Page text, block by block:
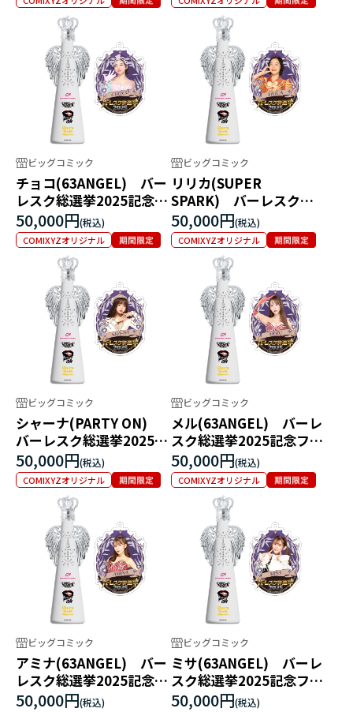
ビッグコミック
チョコ(63ANGEL) バー
レスク総選挙2025記念フ
ィリコボトル
50,000円
COMIXYZオリジナル
ビッグコミック
リリカ(SUPER
SPARK) バーレスク総
選挙2025記念フィリコボ
トル
50,000円
COMIXYZオリジナル
ビッグコミック
シャーナ(PARTY ON)
バーレスク総選挙2025記
念フィリコボトル
50,000円
COMIXYZオリジナル
ビッグコミック
メル(63ANGEL) バーレ
スク総選挙2025記念フィ
リコボトル
50,000円
COMIXYZオリジナル
ビッグコミック
アミナ(63ANGEL) バー
レスク総選挙2025記念フ
ィリコボトル
50,000円
ビッグコミック
ミサ(63ANGEL) バーレ
スク総選挙2025記念フィ
リコボトル
50,000円